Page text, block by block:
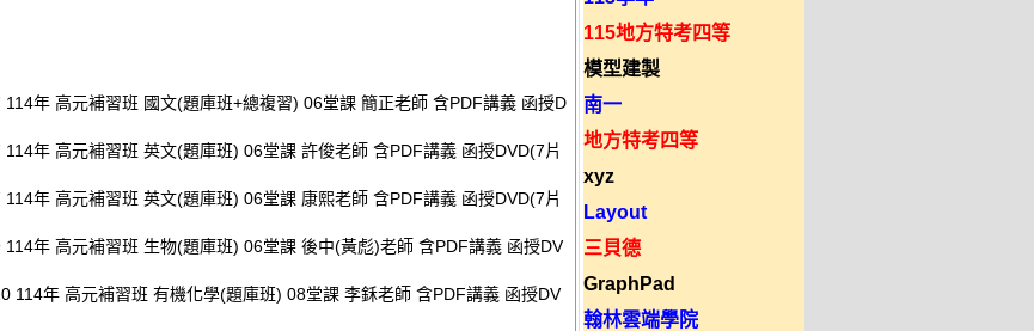
年 高元補習班 國文(題庫班+總複習) 06堂課 簡正老師 含PDF講義 函授D
年 高元補習班 英文(題庫班) 06堂課 許俊老師 含PDF講義 函授DVD(7片
年 高元補習班 英文(題庫班) 06堂課 康熙老師 含PDF講義 函授DVD(7片
年 高元補習班 生物(題庫班) 06堂課 後中(黃彪)老師 含PDF講義 函授DV
114年 高元補習班 有機化學(題庫班) 08堂課 李鉌老師 含PDF講義 函授DV
115地方特考四等
模型建製
南一
地方特考四等
xyz
Layout
三貝德
GraphPad
翰林雲端學院